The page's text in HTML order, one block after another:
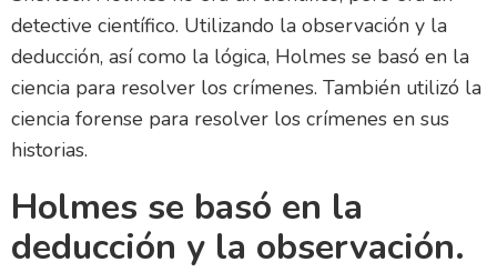
detective científico. Utilizando la observación y la
deducción, así como la lógica, Holmes se basó en la
ciencia para resolver los crímenes. También utilizó la
ciencia forense para resolver los crímenes en sus
historias.
Holmes se basó en la
deducción y la observación.